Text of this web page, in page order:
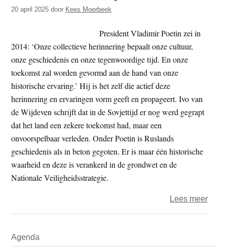
t
e
t
e
20 april 2025 door Kees Moerbeek
President Vladimir Poetin zei in
2014: ‘Onze collectieve herinnering bepaalt onze cultuur,
onze geschiedenis en onze tegenwoordige tijd. En onze
toekomst zal worden gevormd aan de hand van onze
historische ervaring.’ Hij is het zelf die actief deze
herinnering en ervaringen vorm geeft en propageert. Ivo van
de Wijdeven schrijft dat in de Sovjettijd er nog werd gegrapt
dat het land een zekere toekomst had, maar een
onvoorspelbaar verleden. Onder Poetin is Ruslands
geschiedenis als in beton gegoten. Er is maar één historische
waarheid en deze is verankerd in de grondwet en de
Nationale Veiligheidsstrategie.
Lees meerover
Sidebar
Agenda